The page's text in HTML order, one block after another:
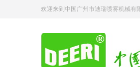
欢迎来到中国广州市迪瑞喷雾机械有